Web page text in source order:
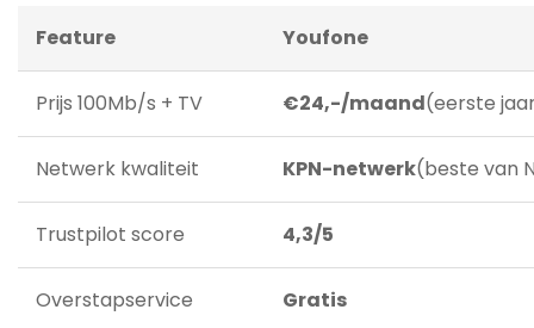
Feature Youfone
Prijs 100Mb/s + TV €24,-/maand(eerste
Netwerk kwaliteit KPN-netwerk(beste van
Trustpilot score 4,3/5
Overstapservice Gratis